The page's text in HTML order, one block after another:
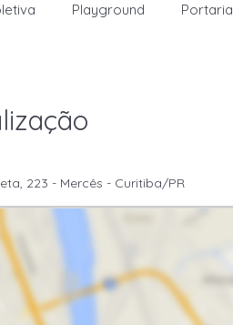
Playground Portaria
223 - Mercês - Curitiba/PR